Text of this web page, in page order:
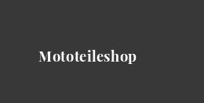
Mototeileshop